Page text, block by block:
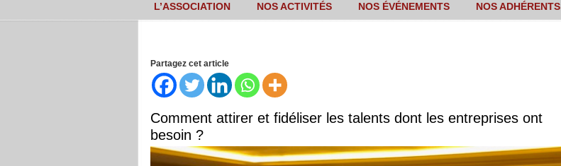
L’ASSOCIATION NOS ACTIVITÉS NOS ÉVÉNEMENTS NOS ADHÉRENTS
Partagez cet article
Comment attirer et fidéliser les talents dont les entreprises ont
besoin ?